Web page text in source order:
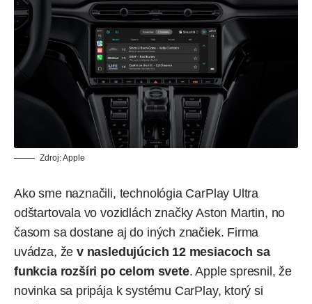
Zdroj: Apple
Ako sme naznačili, technológia CarPlay Ultra
odštartovala vo vozidlách značkyAston Martin, no
časom sa dostane aj do iných značiek. Firma
uvádza, žev nasledujúcich 12 mesiacoch sa
funkcia rozšíri po celom svete. Apple spresnil, že
novinka sa pripája k systému CarPlay, ktorý si